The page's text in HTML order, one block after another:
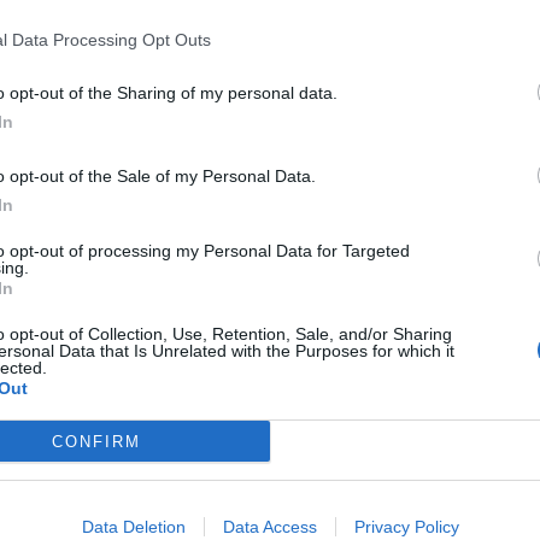
Data Processing Opt Outs
opt-out of the Sharing of my personal data.
opt-out of the Sale of my Personal Data.
opt-out of processing my Personal Data for Targeted
opt-out of Collection, Use, Retention, Sale, and/or Sharing
Data that Is Unrelated with the Purposes for which it
CONFIRM
Data Deletion Data Access Privacy Policy
портокал“​
новите тайнствени дървета в играта ще бъдат въведени и
Куестовете в читалището